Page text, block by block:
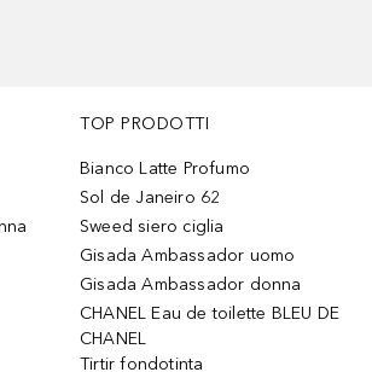
TOP PRODOTTI
Bianco Latte Profumo
Sol de Janeiro 62
Sweed siero ciglia
Gisada Ambassador uomo
Gisada Ambassador donna
CHANEL Eau de toilette BLEU DE
CHANEL
Tirtir fondotinta